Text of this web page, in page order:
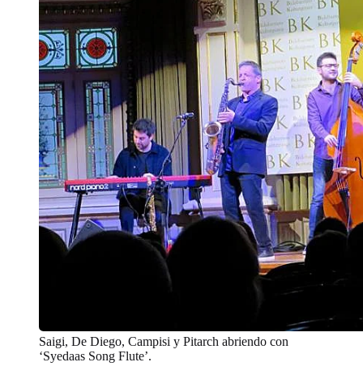
Saigi, De Diego, Campisi y Pitarch abriendo con
‘Syedaas Song Flute’.